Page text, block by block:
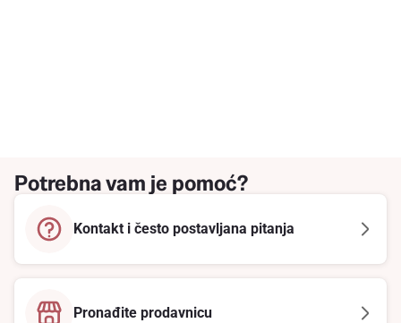
Potrebna vam je pomoć?
Kontakt i često postavljana pitanja
Pronađite prodavnicu